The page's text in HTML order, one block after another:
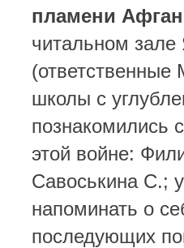
пламени
читальном зале
школы с
познакомились
этой войне:
Савоськина С.;
напоминать о
последующих